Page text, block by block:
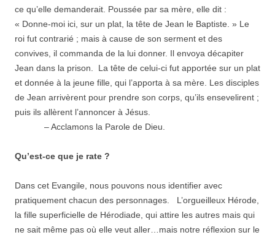
ce qu’elle demanderait. Poussée par sa mère, elle dit :
« Donne-moi ici, sur un plat, la tête de Jean le Baptiste. » Le
roi fut contrarié ; mais à cause de son serment et des
convives, il commanda de la lui donner. Il envoya décapiter
Jean dans la prison. La tête de celui-ci fut apportée sur un plat
et donnée à la jeune fille, qui l’apporta à sa mère. Les disciples
de Jean arrivèrent pour prendre son corps, qu’ils ensevelirent ;
puis ils allèrent l’annoncer à Jésus.
– Acclamons la Parole de Dieu.
Qu’est-ce que je rate ?
Dans cet Evangile, nous pouvons nous identifier avec
pratiquement chacun des personnages. L’orgueilleux Hérode,
la fille superficielle de Hérodiade, qui attire les autres mais qui
ne sait même pas où elle veut aller…mais notre réflexion sur le